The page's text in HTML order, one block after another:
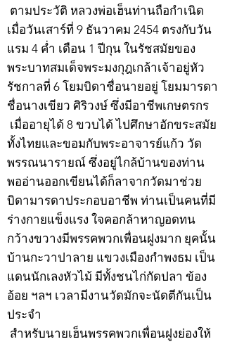
ตามประวัติ หลวงพ่อเฮ็นท่านถือกำเนิด
เมื่อวันเสาร์ที่ 9 ธันวาคม 2454 ตรงกับวัน
แรม 4 ค่ำ เดือน 1 ปีกุน ในรัชสมัยของ
พระบาทสมเด็จพระมงกุฎเกล้าเจ้าอยู่หัว
รัชกาลที่ 6 โยมบิดาชื่อนายอยู่ โยมมารดา
ชื่อนางเขียว ศิริวงษ์ ซึ่งมีอาชีพเกษตรกร
เมื่ออายุได้ 8 ขวบได้ ไปศึกษาอักขระสมัย
ทั้งไทยและขอมกับพระอาจารย์แก้ว วัด
พรรณนารายณ์ ซึ่งอยู่ไกล้บ้านของท่าน
พออ่านออกเขียนได้ก็ลาจากวัดมาช่วย
บิดามารดาประกอบอาชีพ ท่านเป็นคนที่มี
ร่างกายแข็งแรง ใจคอกล้าหาญอดทน
กว้างขวางมีพรรคพวกเพื่อนฝูงมาก ยุคนั้น
บ้านกะวาปาลาย แขวงเมืองกำพงธม เป็น
แดนนักเลงหัวไม้ มีทั้งชนไก่กัดปลา ข้อง
อ้อย ฯลฯ เวลามีงานวัดมักจะนัดตีกันเป็น
ประจำ
สำหรับนายเฮ็นพรรคพวกเพื่อนฝูงย่องให้